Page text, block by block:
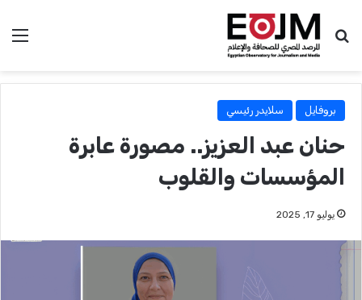
بحث عن
بروفايل سلايدر رئيسي
حنان عبد العزيز.. مصورة عابرة
المؤسسات والقلوب
يوليو 17, 2025